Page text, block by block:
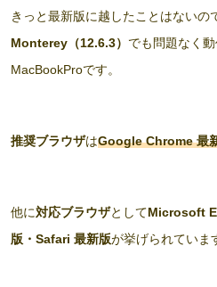
きっと最新版に越したことはないの
Monterey（12.6.3） でも問題なく
MacBookProです。
推奨ブラウザはGoogle Chrome 最
他に対応ブラウザとしてMicrosoft
版・Safari 最新版が挙げられていま